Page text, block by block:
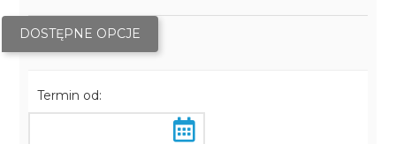
DOSTĘPNE OPCJE
Termin od: